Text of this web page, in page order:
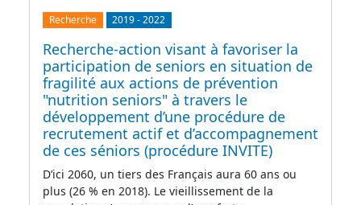
Recherche 2019-2022
Recherche-action visant à favoriser la
participation de seniors en situation de
fragilité aux actions de prévention
"nutrition seniors" à travers le
développement d’une procédure de
recrutement actif et d’accompagnement
de ces séniors (procédure INVITE)
D’ici 2060, un tiers des Français aura 60 ans ou
plus (26 % en 2018). Le vieillissement de la